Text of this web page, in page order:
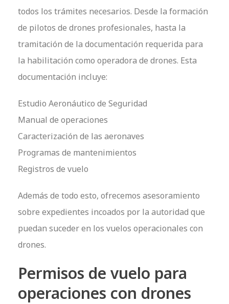
todos los trámites necesarios. Desde la formación
de pilotos de drones profesionales, hasta la
tramitación de la documentación requerida para
la habilitación como operadora de drones. Esta
documentación incluye:
Estudio Aeronáutico de Seguridad
Manual de operaciones
Caracterización de las aeronaves
Programas de mantenimientos
Registros de vuelo
Además de todo esto, ofrecemos asesoramiento
sobre expedientes incoados por la autoridad que
puedan suceder en los vuelos operacionales con
drones.
Permisos de vuelo para
operaciones con drones